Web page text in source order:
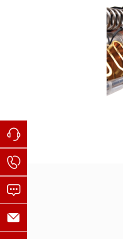
Singha,
Sciences 114.10
Liu, Enke, et al.
Bordelon,
Bahrami,
Deng, Liangzi, et
(2019): 2004-2008.
国内部分用
全新一代磁学测量